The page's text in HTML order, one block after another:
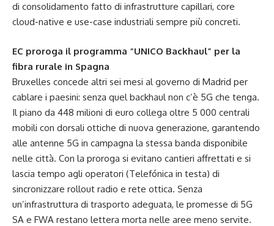
di consolidamento fatto di infrastrutture capillari, core
cloud-native e use-case industriali sempre più concreti.
EC proroga il programma “UNICO Backhaul” per la
fibra rurale in Spagna
Bruxelles concede altri sei mesi al governo di Madrid per
cablare i paesini: senza quel backhaul non c’è 5G che tenga.
Il piano da 448 milioni di euro collega oltre 5 000 centrali
mobili con dorsali ottiche di nuova generazione, garantendo
alle antenne 5G in campagna la stessa banda disponibile
nelle città. Con la proroga si evitano cantieri affrettati e si
lascia tempo agli operatori (Telefónica in testa) di
sincronizzare rollout radio e rete ottica. Senza
un’infrastruttura di trasporto adeguata, le promesse di 5G
SA e FWA restano lettera morta nelle aree meno servite.